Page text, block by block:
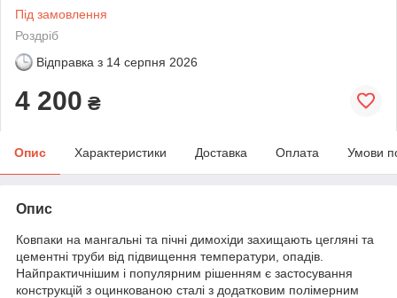
Під замовлення
Роздріб
Відправка з 14 серпня 2026
4 200 ₴
Опис Характеристики Доставка Оплата Умови
Опис
Ковпаки на мангальні та пічні димохіди захищають цегляні та
цементні труби від підвищення температури, опадів.
Найпрактичнішим і популярним рішенням є застосування
конструкцій з оцинкованою сталі з додатковим полімерним